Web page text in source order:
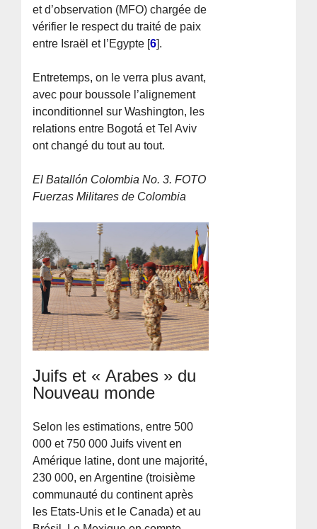
et d’observation (MFO) chargée de
vérifier le respect du traité de paix
entre Israël et l’Egypte [6].
Entretemps, on le verra plus avant,
avec pour boussole l’alignement
inconditionnel sur Washington, les
relations entre Bogotá et Tel Aviv
ont changé du tout au tout.
El Batallón Colombia No. 3. FOTO
Fuerzas Militares de Colombia
Juifs et « Arabes » du
Nouveau monde
Selon les estimations, entre 500
000 et 750 000 Juifs vivent en
Amérique latine, dont une majorité,
230 000, en Argentine (troisième
communauté du continent après
les Etats-Unis et le Canada) et au